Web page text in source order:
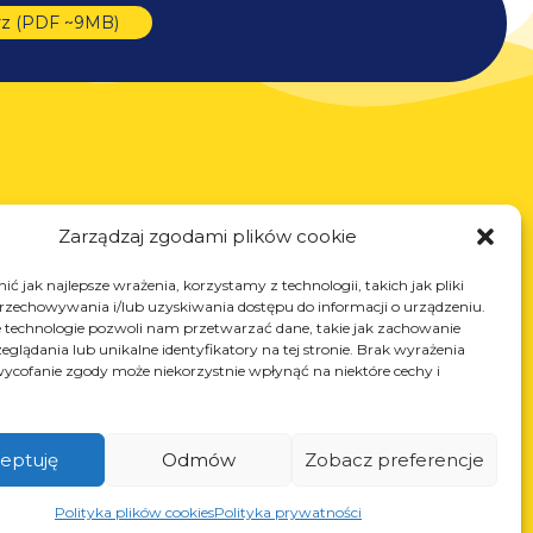
Zarządzaj zgodami plików cookie
jak najlepsze wrażenia, korzystamy z technologii, takich jak pliki
i/lub uzyskiwania dostępu do informacji o urządzeniu.
technologie pozwoli nam przetwarzać dane, takie jak zachowanie
lub unikalne identyfikatory na tej stronie. Brak wyrażenia
zgody może niekorzystnie wpłynąć na niektóre cechy i
Odmów Zobacz preferencje
Polityka plików cookiesPolityka prywatności
(PDF ~9MB)
Malowanie proszkowe
Spawanie automatyczne i manualne